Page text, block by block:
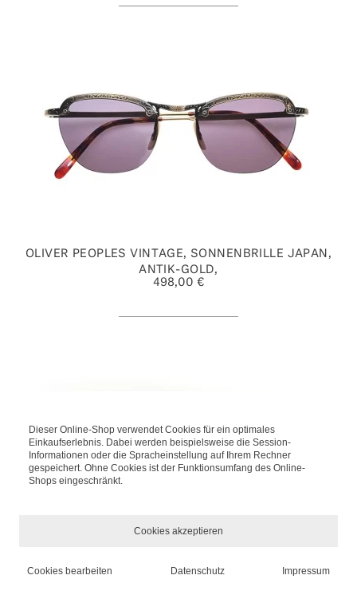
OLIVER PEOPLES VINTAGE, SONNENBRILLE JAPAN,
ANTIK-GOLD,
498,00 €
THIERRY MUGLER, DIAMANT, SONNENBRILLE,
Dieser Online-Shop verwendet Cookies für ein optimales
Einkaufserlebnis. Dabei werden beispielsweise die Session-
Informationen oder die Spracheinstellung auf Ihrem Rechner
gespeichert. Ohne Cookies ist der Funktionsumfang des Online-
Shops eingeschränkt.
Cookies akzeptieren
Cookies bearbeiten Datenschutz Impressum